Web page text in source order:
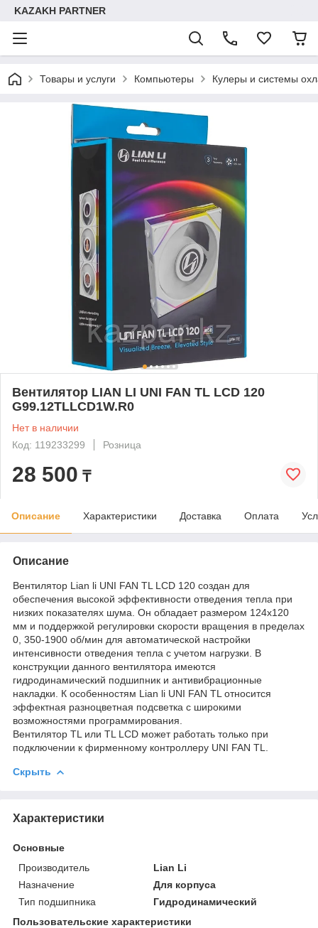
KAZAKH PARTNER
Товары и услуги Компьютеры Кулеры и системы
Вентилятор LIAN LI UNI FAN TL LCD 120
G99.12TLLCD1W.R0
Нет в наличии
Код: 119233299
Розница
28 500 ₸
Описание Характеристики Доставка Оплата
Описание
Вентилятор Lian li UNI FAN TL LCD 120 создан для
обеспечения высокой эффективности отведения тепла при
низких показателях шума. Он обладает размером 124x120
мм и поддержкой регулировки скорости вращения в пределах
0, 350-1900 об/мин для автоматической настройки
интенсивности отведения тепла с учетом нагрузки. В
конструкции данного вентилятора имеются
гидродинамический подшипник и антивибрационные
накладки. К особенностям Lian li UNI FAN TL относится
эффектная разноцветная подсветка с широкими
возможностями программирования.
Вентилятор TL или TL LCD может работать только при
подключении к фирменному контроллеру UNI FAN TL.
Скрыть
Характеристики
Основные
Производитель
Lian Li
Назначение
Для корпуса
Тип подшипника
Гидродинамический
Пользовательские характеристики